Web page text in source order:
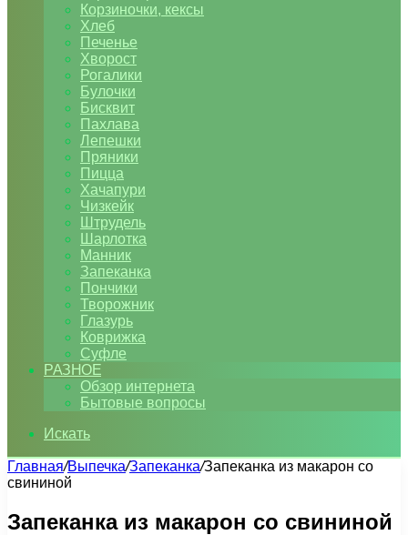
Корзиночки, кексы
Хлеб
Печенье
Хворост
Рогалики
Булочки
Бисквит
Пахлава
Лепешки
Пряники
Пицца
Хачапури
Чизкейк
Штрудель
Шарлотка
Манник
Запеканка
Пончики
Творожник
Глазурь
Коврижка
Суфле
РАЗНОЕ
Обзор интернета
Бытовые вопросы
Искать
Главная/Выпечка/Запеканка/Запеканка из макарон со
свининой
Запеканка из макарон со свининой